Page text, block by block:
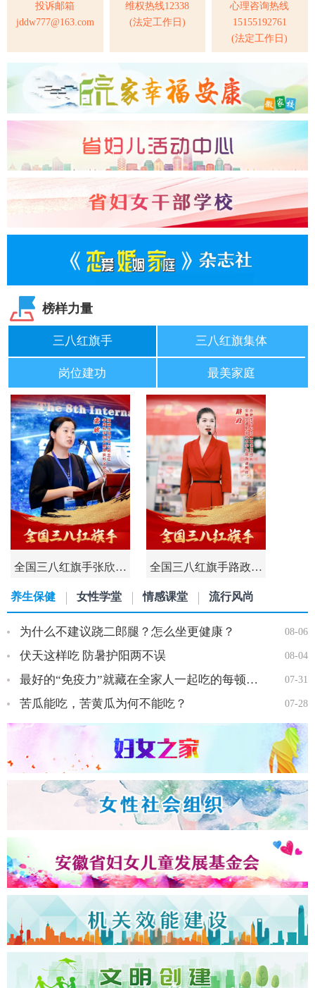
投诉邮箱
jddw777@163.com
维权热线12338
(法定工作日)
心理咨询热线
15155192761
(法定工作日)
榜样力量
三八红旗手 三八红旗集体
岗位建功 最美家庭
全国三八红旗手张欣… 全国三八红旗手路政…
全国三八红旗手王会知…
全国三八红旗手李丹…
养生保健 女性学堂 情感课堂 流行风尚
08-06
为什么不建议跷二郎腿？怎么坐更健康？
08-04
伏天这样吃 防暑护阳两不误
07-31
最好的“免疫力”就藏在全家人一起吃的每顿饭里…
07-28
苦瓜能吃，苦黄瓜为何不能吃？